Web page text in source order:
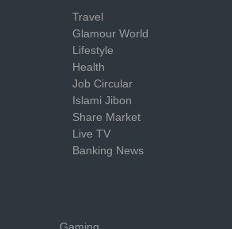
Travel
Glamour World
Lifestyle
Health
Job Circular
Islami Jibon
Share Market
Live TV
Banking News
Gaming